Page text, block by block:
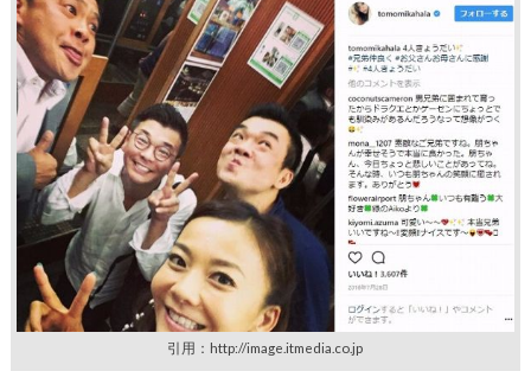
引用：http://image.itmedia.co.jp